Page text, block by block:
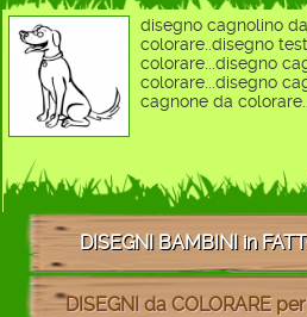
disegno cagnolino
colorare..disegno
colorare...disegno
colorare...disegno
cagnone da colorare..
DISEGNI BAMBINI in
DISEGNI da COLORARE